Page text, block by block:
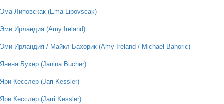
Эма Липовскак (Ema Lipovscak)
Эми Ирландия (Amy Ireland)
Эми Ирландия / Майкл Бахорик (Amy Ireland / Michael Bahoric)
Янина Бухер (Janina Bucher)
Яри Кесслер (Jari Kessler)
Яри Кесслер (Jarri Kessler)